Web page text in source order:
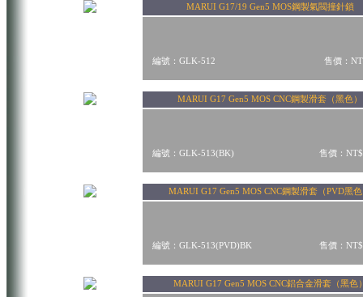
MARUI G17/19 Gen5 MOS鋼製氣閥撞針鎖
編號：GLK-512 售價：
MARUI G17 Gen5 MOS CNC鋼製滑套（黑色）
編號：GLK-513(BK) 售價：
MARUI G17 Gen5 MOS CNC鋼製滑套（PVD黑色
編號：GLK-513(PVD)BK 售價：
MARUI G17 Gen5 MOS CNC鋁合金滑套（黑色）